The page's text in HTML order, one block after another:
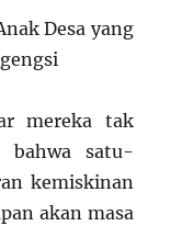
Desa yang
mereka tak
bahwa satu-
kemiskinan
akan masa